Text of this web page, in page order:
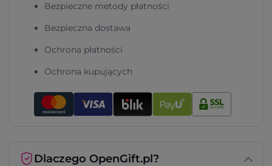
Bezpieczne metody płatności
Bezpieczna dostawa
Ochrona płatności
Ochrona kupujących
Dlaczego OpenGift.pl?